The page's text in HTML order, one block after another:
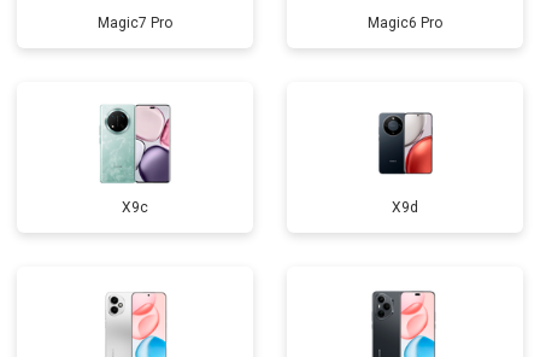
Magic7 Pro Magic6 Pro
X9c X9d